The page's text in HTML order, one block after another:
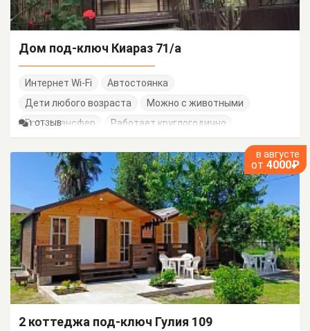
Дом под-ключ Киараз 71/а
Интернет Wi-Fi
Автостоянка
Дети любого возраста
Можно с животными
Есть трансфер
Работает круглогодично
1 ОТЗЫВ
в августе
от 4000₽
2 коттеджа под-ключ Гулия 109